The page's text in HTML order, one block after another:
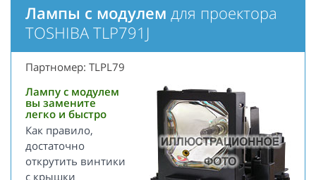
Лампы с модулем для проектора
TOSHIBA TLP791J
Партномер: TLPL79
Лампу с модулем
вы замените
легко и быстро
Как правило,
достаточно
открутить винтики
с крышки